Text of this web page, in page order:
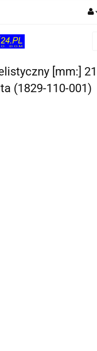
Dodaj
[mm:]
(1829-110-001)